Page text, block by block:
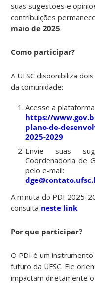
suas sugestões e
contribuições
maio de 2025.
Como participar?
A UFSC disponibiliza
da comunidade:
Acesse a plataforma
https://
plano-de-
2025-2029
Envie suas
Coordenadoria de
pelo e-mail:
A minuta do PDI 2025-
consulta neste link.
Por que participar?
O PDI é um
futuro da UFSC. Ele
impactam diretamente